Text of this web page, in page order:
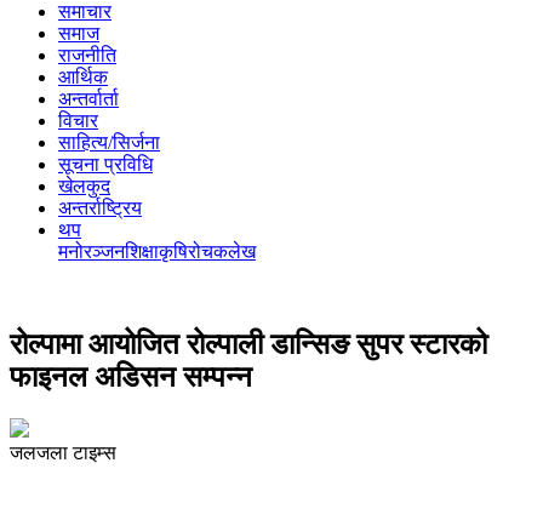
समाचार
समाज
राजनीति
आर्थिक
अन्तर्वार्ता
विचार
साहित्य/सिर्जना
सूचना प्रविधि
खेलकुद
अन्तर्राष्ट्रिय
थप
मनोरञ्‍जनशिक्षाकृषिरोचकलेख
रोल्पामा आयोजित रोल्पाली डान्सिङ सुपर स्टारको
फाइनल अडिसन सम्पन्न
जलजला टाइम्स